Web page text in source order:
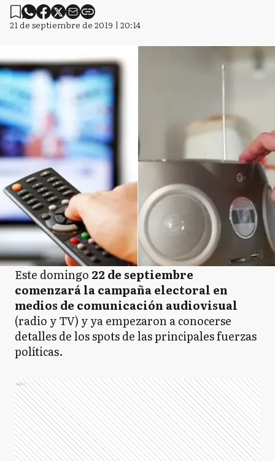
21 de septiembre de 2019 | 20:14
Este domingo 22 de septiembre
comenzará la campaña electoral en
medios de comunicación audiovisual
(radio y TV) y ya empezaron a conocerse
detalles de los spots de las principales fuerzas
políticas.
Ads